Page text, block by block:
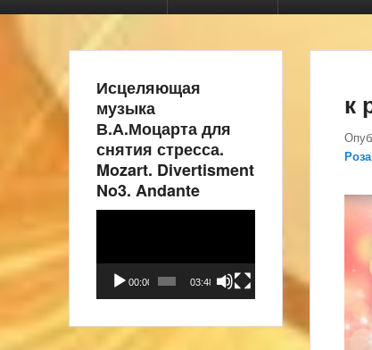
к
Исцеляющая
музыка
В.А.Моцарта для
снятия стресса.
Mozart. Divertisment
No3. Andante
00:00 03:48